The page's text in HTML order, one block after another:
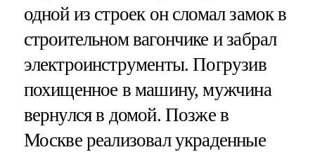
одной из строек он сломал замок в
строительном вагончике и забрал
электроинструменты. Погрузив
похищенное в машину, мужчина
вернулся в домой. Позже в
Москве реализовал украденные